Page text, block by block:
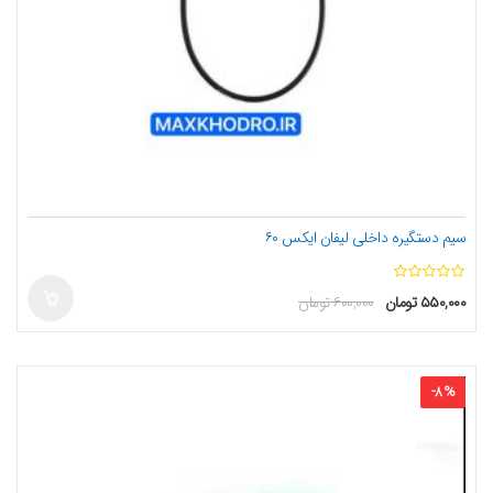
سیم دستگیره داخلی لیفان ایکس ۶۰
۶۰۰,۰۰۰تومان ۵۵۰,۰۰۰ تومان
-8%